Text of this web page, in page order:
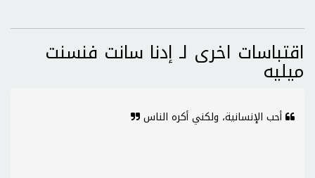
اقتباسات اخرى لـ إدنا سانت فنسنت
ميليه
أحب الإنسانية، ولكني أكره الناس